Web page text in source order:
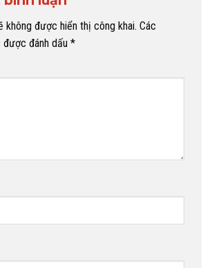
không được hiển thị công khai. Các
đánh dấu *